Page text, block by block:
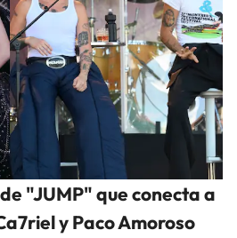
"JUMP" que conecta a
y Paco Amoroso